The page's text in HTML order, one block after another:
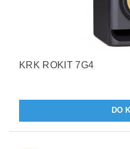
KRK ROKIT 7G4